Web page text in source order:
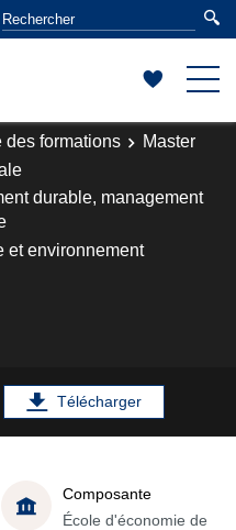
des formations
Master
durable, management
et environnement
Télécharger
Composante
École d'économie de